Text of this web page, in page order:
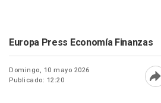
Europa Press Economía Finanzas
Domingo, 10 mayo 2026
Publicado: 12:20